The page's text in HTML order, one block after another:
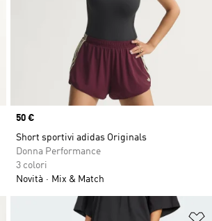
Price
50 €
Short sportivi adidas Originals
Donna Performance
3 colori
Novità
Mix & Match
Aggiungi alla lista dei desideri